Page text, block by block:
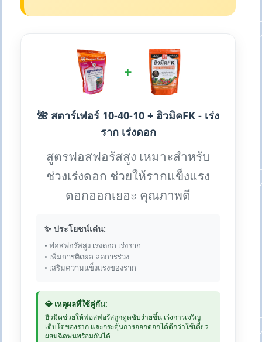
+
🌺 สตาร์เฟอร์ 10-40-10 + ฮิวมิคFK - เร่ง
ราก เร่งดอก
สูตรฟอสฟอรัสสูง เหมาะสำหรับ
ช่วงเร่งดอก ช่วยให้รากแข็งแรง
ดอกออกเยอะ คุณภาพดี
✨ ประโยชน์เด่น:
• ฟอสฟอรัสสูง เร่งดอก เร่งราก
• เพิ่มการติดผล ลดการร่วง
• เสริมความแข็งแรงของราก
💎 เหตุผลที่ใช้คู่กัน:
ฮิวมิคช่วยให้ฟอสฟอรัสถูกดูดซับง่ายขึ้น เร่งการเจริญ
เติบโตของราก และกระตุ้นการออกดอกได้ดีกว่าใช้เดี่ยว
ผสมฉีดพ่นพร้อมกันได้